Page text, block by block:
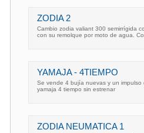
ZODIA 2
Cambio zodia valiant 300 semirrígida
con su remolque por moto de agua.
YAMAJA - 4TIEMPO
Se vende 4 bujía nuevas y un impulso
yamaja 4 tiempo sin estrenar
ZODIA NEUMATICA 1